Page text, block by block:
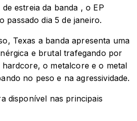
estreia da banda , o EP
passado dia 5 de janeiro.
Texas a banda apresenta uma
e brutal trafegando por
o metalcore e o metal
no peso e na agressividade.
disponível nas principais